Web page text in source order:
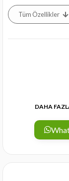
Tüm Özellikler
DAHA